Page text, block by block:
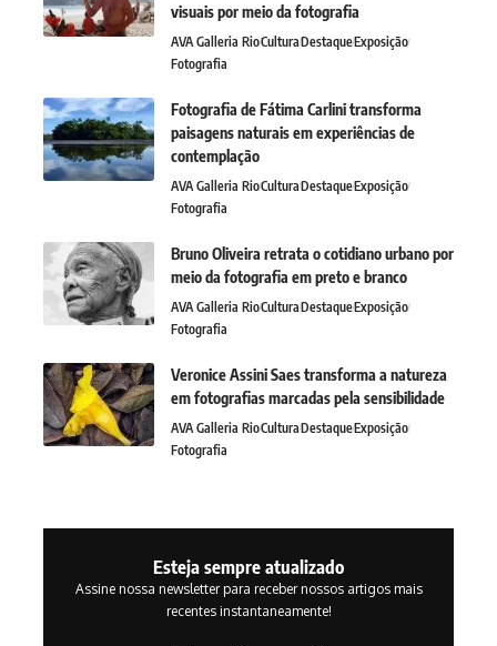
visuais por meio da fotografia
AVA Galleria RioCulturaDestaqueExposição
Fotografia
Fotografia de Fátima Carlini transforma
paisagens naturais em experiências de
contemplação
AVA Galleria RioCulturaDestaqueExposição
Fotografia
Bruno Oliveira retrata o cotidiano urbano por
meio da fotografia em preto e branco
AVA Galleria RioCulturaDestaqueExposição
Fotografia
Veronice Assini Saes transforma a natureza
em fotografias marcadas pela sensibilidade
AVA Galleria RioCulturaDestaqueExposição
Fotografia
Esteja sempre atualizado
Assine nossa newsletter para receber nossos artigos mais
recentes instantaneamente!